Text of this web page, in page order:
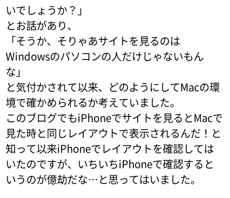
いでしょうか？」
とお話があり、
「そうか、そりゃあサイトを見るのは
Windowsのパソコンの人だけじゃないもん
な」
と気付かされて以来、どのようにしてMacの環
境で確かめられるか考えていました。
このブログでもiPhoneでサイトを見るとMacで
見た時と同じレイアウトで表示されるんだ！と
知って以来iPhoneでレイアウトを確認しては
いたのですが、いちいちiPhoneで確認すると
いうのが億劫だな…と思ってはいました。